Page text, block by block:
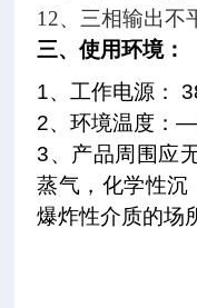
12、三相输出不
三、使用环境：
1、工作电源：
2、环境温度：—
3、产品周围应
蒸气，化学性沉
爆炸性介质的场